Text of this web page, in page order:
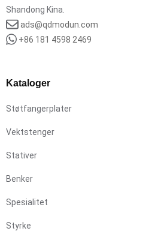
Shandong Kina.
ads@qdmodun.com
+86 181 4598 2469
Kataloger
Støtfangerplater
Vektstenger
Stativer
Benker
Spesialitet
Styrke